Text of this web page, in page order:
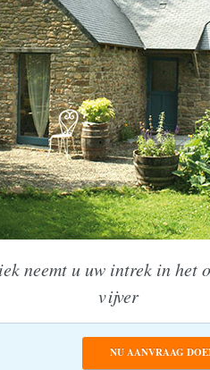
neemt u uw intrek in het
vijver
NU AANVRAAG